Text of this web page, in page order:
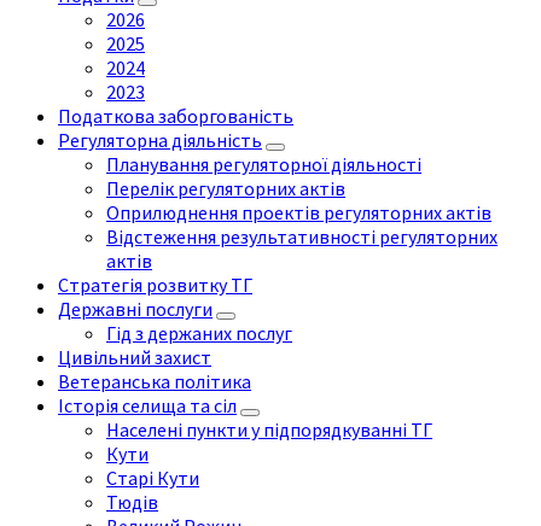
2026
2025
2024
2023
Податкова заборгованість
Регуляторна діяльність
Планування регуляторної діяльності
Перелік регуляторних актів
Оприлюднення проектів регуляторних актів
Відстеження результативності регуляторних
актів
Стратегія розвитку ТГ
Державні послуги
Гід з держаних послуг
Цивільний захист
Ветеранська політика
Історія селища та сіл
Населені пункти у підпорядкуванні ТГ
Кути
Старі Кути
Тюдів